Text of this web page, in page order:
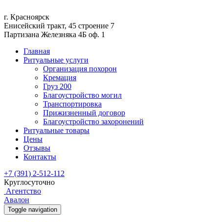
г. Красноярск
Енисейский тракт, 45 строение 7
Партизана Железняка 4Б оф. 1
Главная
Ритуальные услуги
Организация похорон
Кремация
Груз 200
Благоустройство могил
Транспортировка
Прижизненный договор
Благоустройство захоронений
Ритуальные товары
Цены
Отзывы
Контакты
+7 (391) 2-512-112
Круглосуточно
Агентство
Авалон
Toggle navigation